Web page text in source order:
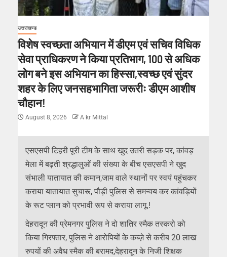
उत्तराखण्ड
विशेष स्वच्छता अभियान में डीएम एवं सचिव विधिक
सेवा प्राधिकरण ने किया प्रतिभाग, 100 से अधिक
लोग बने इस अभियान का हिस्सा,स्वच्छ एवं सुंदर
शहर के लिए जनसहभागिता जरूरीः डीएम आशीष
चौहान!
August 8, 2026 A kr Mittal
एसएसपी टिहरी पूरी टीम के साथ खुद उतरी सड़क पर, कांवड़
मेला में बढ़ती श्रद्धालुओं की संख्या के बीच एसएसपी ने खुद
संभाली यातायात की कमान,जाम वाले स्थानों पर स्वयं पहुंचकर
कराया यातायात सुचारू, पौड़ी पुलिस से समन्वय कर कांवड़ियों
के रूट प्लान को प्रभावी रूप से कराया लागू.!
देहरादून की प्रेमनगर पुलिस ने दो शातिर स्मैक तस्करो को
किया गिरफ्तार, पुलिस ने आरोपियों के कब्ज़े से करीब 20 लाख
रुपयों की अवैध स्मैक की बरामद,देहरादून के निजी शिक्षक